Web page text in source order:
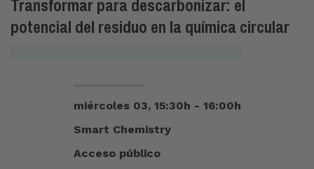
Transformar para descarbonizar: el
potencial del residuo en la química circular
miércoles 03, 15:30h - 16:00h
Smart Chemistry
Acceso público